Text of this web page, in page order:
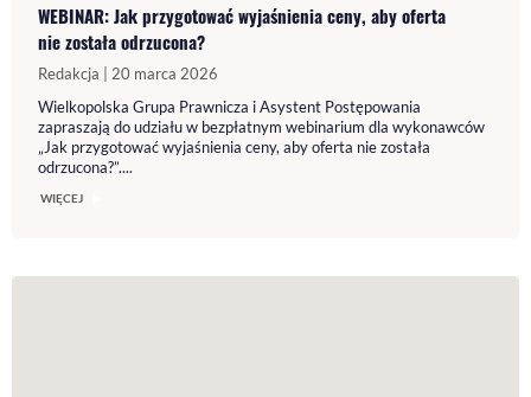
WEBINAR: Jak przygotować wyjaśnienia ceny, aby oferta
nie została odrzucona?
Redakcja | 20 marca 2026
Wielkopolska Grupa Prawnicza i Asystent Postępowania
zapraszają do udziału w bezpłatnym webinarium dla wykonawców
„Jak przygotować wyjaśnienia ceny, aby oferta nie została
odrzucona?”....
WIĘCEJ